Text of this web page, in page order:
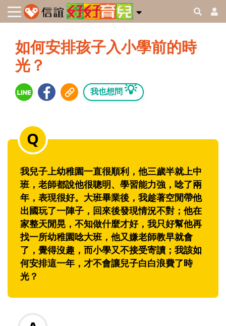
如何安排孩子入小學前的時
光？
我也想問 💡
我兒子上幼稚園一直很順利，他三歲半就上中
班，老師都說他很聰明、學習能力強，唸了兩
年，表現很好。大班畢業後，我趁著空閒帶他
出國玩了一陣子，回來後發現情況不對；他在
家整天閒晃，不知做什麼才好，我只好幫他再
找一所幼稚園唸大班，他又嫌老師教早就會
了，覺得沒趣，而小學又不接受寄讀；我該如
何安排這一年，才不會讓兒子白白浪費了時
光？